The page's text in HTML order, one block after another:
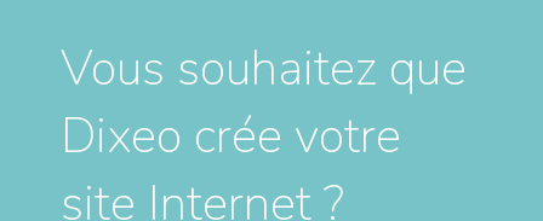
Vous souhaitez que
Dixeo crée votre
site Internet ?